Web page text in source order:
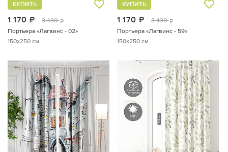
1 170 руб.
3 430 руб.
КУПИТЬ
Портьера «Лагвинс - 02»
150x250 см
1 170 руб.
3 430 руб.
КУПИТЬ
Портьера «Лагвинс - 59»
150x250 см